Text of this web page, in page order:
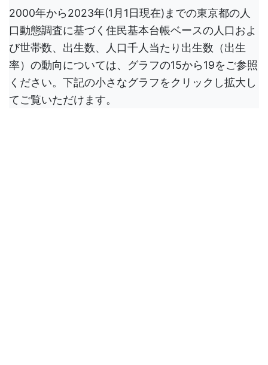
2000年から2023年(1月1日現在)までの東京都の人
口動態調査に基づく住民基本台帳ベースの人口およ
び世帯数、出生数、人口千人当たり出生数（出生
率）の動向については、グラフの15から19をご参照
ください。下記の小さなグラフをクリックし拡大し
てご覧いただけます。